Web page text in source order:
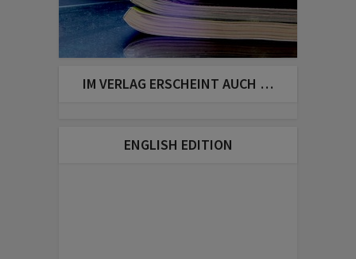
IM VERLAG ERSCHEINT AUCH …
ENGLISH EDITION